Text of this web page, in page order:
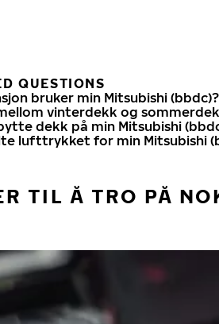
QUESTIONS
bruker min Mitsubishi (bbdc)?
vinterdekk og
dekk på min Mitsubishi
lufttrykket for min Mitsubishi
TIL Å TRO PÅ